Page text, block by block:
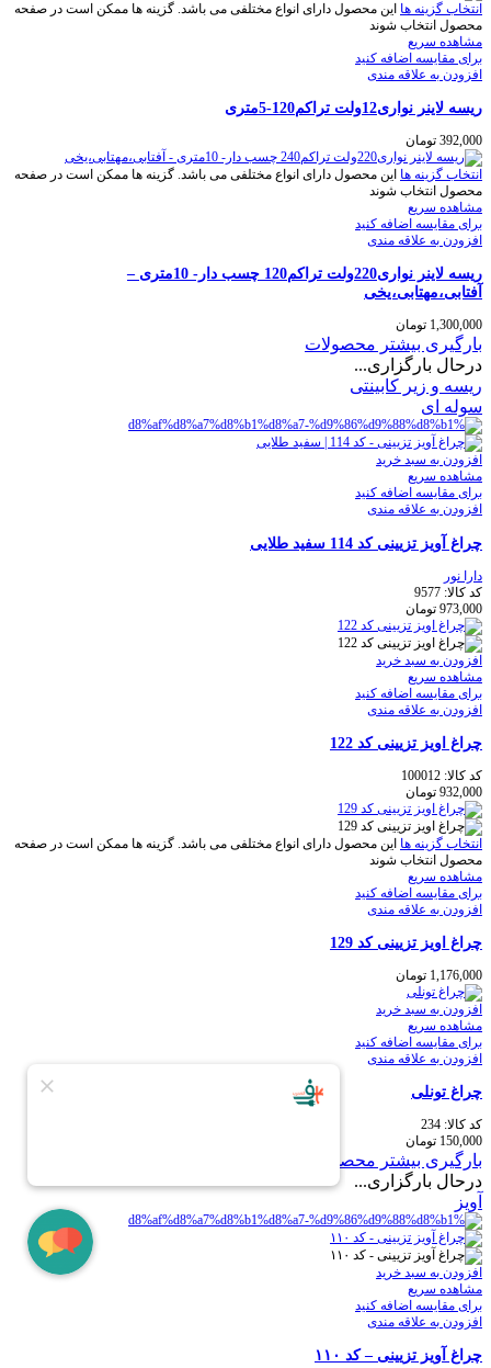
انتخاب گزینه ها این محصول دارای انواع مختلفی می باشد. گزینه ها ممکن است در صفحه
محصول انتخاب شوند
مشاهده سریع
برای مقایسه اضافه کنید
افزودن به علاقه مندی
ريسه لاينر نواری12ولت تراكم120-5متری
392,000 تومان
انتخاب گزینه ها این محصول دارای انواع مختلفی می باشد. گزینه ها ممکن است در صفحه
محصول انتخاب شوند
مشاهده سریع
برای مقایسه اضافه کنید
افزودن به علاقه مندی
ريسه لاينر نواری220ولت تراكم120 چسب دار- 10متری –
آفتابی،مهتابی،یخی
1,300,000 تومان
بارگیری بیشتر محصولات
درحال بارگزاری...
ریسه و زیر کابینتی
سوله ای
افزودن به سبد خرید
مشاهده سریع
برای مقایسه اضافه کنید
افزودن به علاقه مندی
چراغ آویز تزیینی کد 114 سفيد طلايی
دارا نور
کد کالا: 9577
973,000 تومان
افزودن به سبد خرید
مشاهده سریع
برای مقایسه اضافه کنید
افزودن به علاقه مندی
چراغ اویز تزیینی کد 122
کد کالا: 100012
932,000 تومان
انتخاب گزینه ها این محصول دارای انواع مختلفی می باشد. گزینه ها ممکن است در صفحه
محصول انتخاب شوند
مشاهده سریع
برای مقایسه اضافه کنید
افزودن به علاقه مندی
چراغ اویز تزیینی کد 129
1,176,000 تومان
افزودن به سبد خرید
مشاهده سریع
برای مقایسه اضافه کنید
افزودن به علاقه مندی
چراغ تونلی
کد کالا: 234
150,000 تومان
بارگیری بیشتر محصولات
درحال بارگزاری...
آویز
افزودن به سبد خرید
مشاهده سریع
برای مقایسه اضافه کنید
افزودن به علاقه مندی
چراغ آویز تزیینی – کد ۱۱۰